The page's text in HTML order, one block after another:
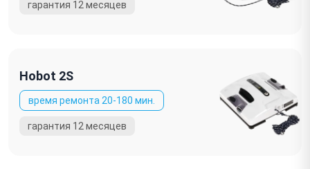
Hobot 2S